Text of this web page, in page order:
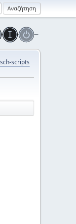
scripts